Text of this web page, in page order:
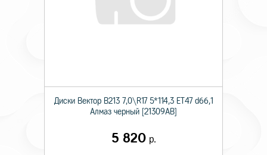
Диски Вектор В213 7,0\R17 5*114,3 ET47 d66,1
Алмаз черный [21309AB]
5 820р.